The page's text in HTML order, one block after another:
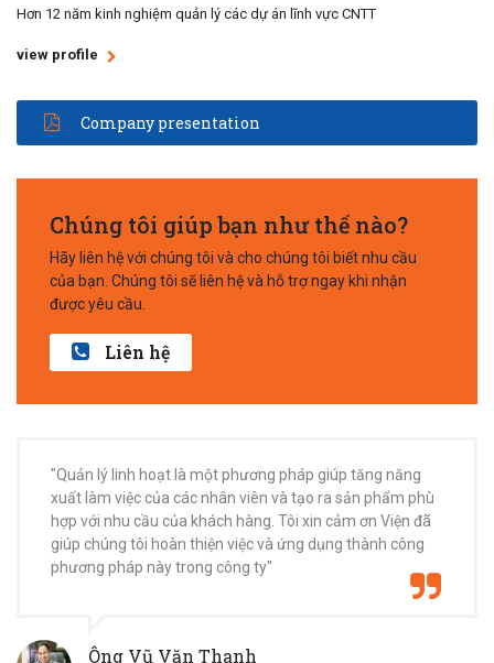
Hơn 12 năm kinh nghiệm quản lý các dự án lĩnh vực CNTT
view profile
Company presentation
Chúng tôi giúp bạn như thế nào?
Hãy liên hệ với chúng tôi và cho chúng tôi biết nhu cầu
của bạn. Chúng tôi sẽ liên hệ và hỗ trợ ngay khi nhận
được yêu cầu.
Liên hệ
"Quản lý linh hoạt là một phương pháp giúp tăng năng
xuất làm việc của các nhân viên và tạo ra sản phẩm phù
hợp với nhu cầu của khách hàng. Tôi xin cảm ơn Viện đã
giúp chúng tôi hoàn thiện việc và ứng dụng thành công
phương pháp này trong công ty"
Ông Vũ Văn Thanh